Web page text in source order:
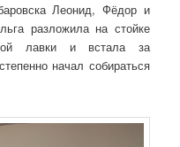
Леонид, Фёдор и
разложила на стойке
лавки и встала за
начал собираться